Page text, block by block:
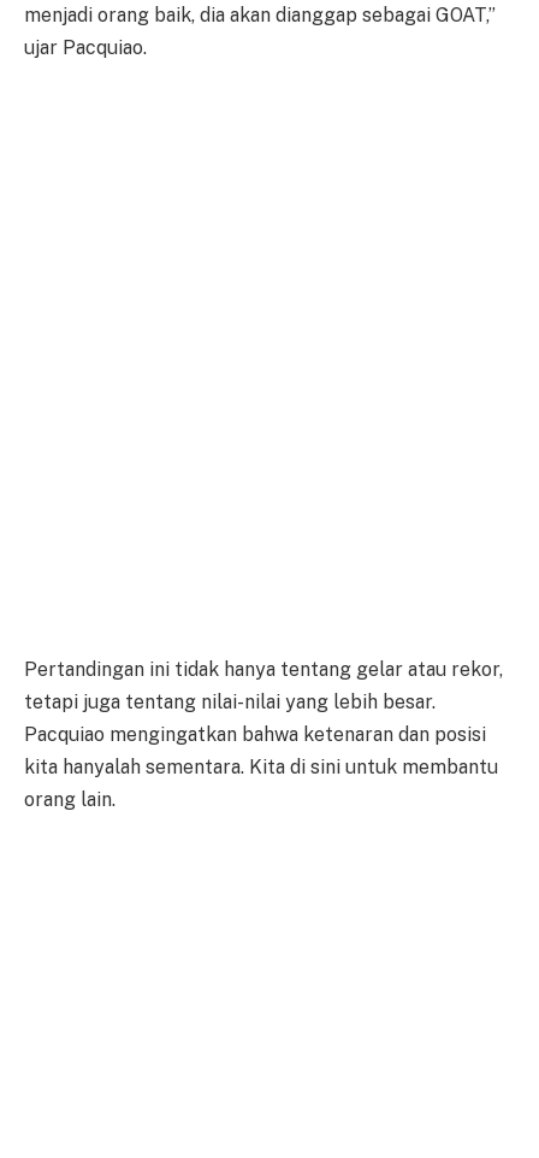
menjadi orang baik, dia akan dianggap sebagai GOAT,”
ujar Pacquiao.
Pertandingan ini tidak hanya tentang gelar atau rekor,
tetapi juga tentang nilai-nilai yang lebih besar.
Pacquiao mengingatkan bahwa ketenaran dan posisi
kita hanyalah sementara. Kita di sini untuk membantu
orang lain.